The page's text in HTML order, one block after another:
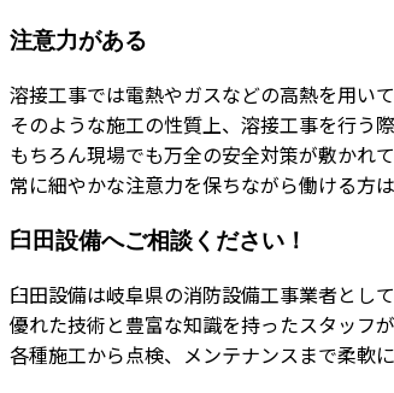
注意力がある
溶接工事では電熱やガスなどの高熱を用い
そのような施工の性質上、溶接工事を行う
もちろん現場でも万全の安全対策が敷かれ
常に細やかな注意力を保ちながら働ける方
臼田設備へご相談ください！
臼田設備は岐阜県の消防設備工事業者とし
優れた技術と豊富な知識を持ったスタッフ
各種施工から点検、メンテナンスまで柔軟